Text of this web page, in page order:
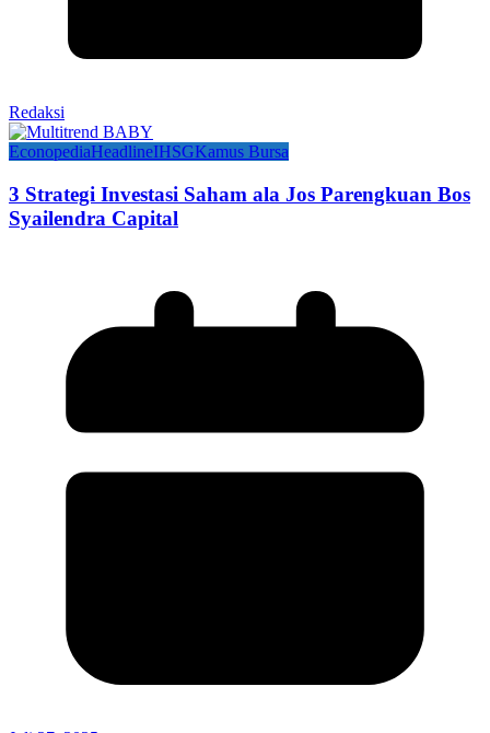
Redaksi
EconopediaHeadlineIHSGKamus Bursa
3 Strategi Investasi Saham ala Jos Parengkuan Bos
Syailendra Capital